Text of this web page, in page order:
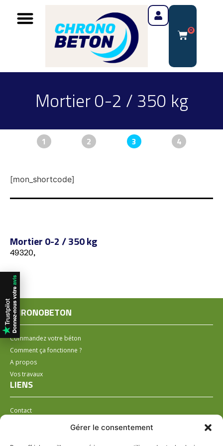
Gérer le consentement
0
Mortier 0-2 / 350 kg
1 2 3 4
[mon_shortcode]
Mortier 0-2 / 350 kg
49320,
CHRONOBETON
Commandez votre béton
Comment ça fonctionne ?
A propos
Vos travaux
LIENS
Contact